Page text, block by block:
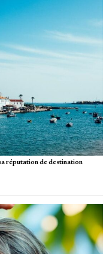
réputation de destination